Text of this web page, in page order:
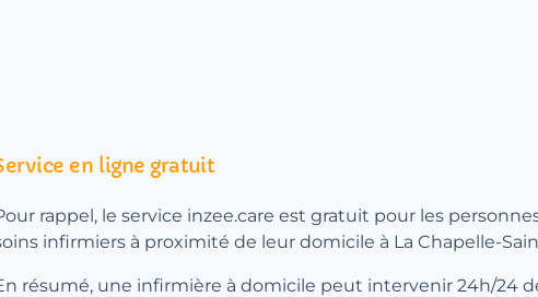
en ligne gratuit
rappel, le service inzee.care est gratuit pour les
infirmiers à proximité de leur domicile à La Chapelle-
résumé, une infirmière à domicile peut intervenir 24h/24